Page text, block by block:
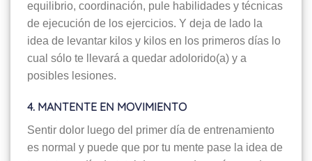
equilibrio, coordinación, pule habilidades y técnicas
de ejecución de los ejercicios. Y deja de lado la
idea de levantar kilos y kilos en los primeros días lo
cual sólo te llevará a quedar adolorido(a) y a
posibles lesiones.
4. MANTENTE EN MOVIMIENTO
Sentir dolor luego del primer día de entrenamiento
es normal y puede que por tu mente pase la idea de